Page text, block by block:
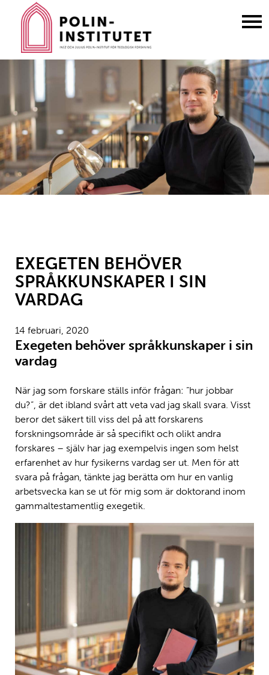
EXEGETEN BEHÖVER
SPRÅKKUNSKAPER I SIN
VARDAG
14 februari, 2020
Exegeten behöver språkkunskaper i sin
vardag
När jag som forskare ställs inför frågan: ”hur jobbar
du?”, är det ibland svårt att veta vad jag skall svara. Visst
beror det säkert till viss del på att forskarens
forskningsområde är så specifikt och olikt andra
forskares – själv har jag exempelvis ingen som helst
erfarenhet av hur fysikerns vardag ser ut. Men för att
svara på frågan, tänkte jag berätta om hur en vanlig
arbetsvecka kan se ut för mig som är doktorand inom
gammaltestamentlig exegetik.